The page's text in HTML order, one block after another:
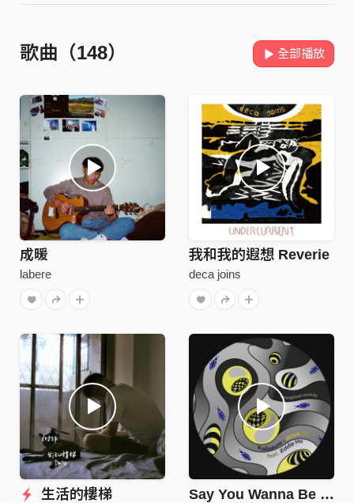
歌曲（148） 全部播放
成暖
labere
我和我的遐想 Reverie
deca joins
生活的樓梯 Say You Wanna Be (Eddie Hu Remix)